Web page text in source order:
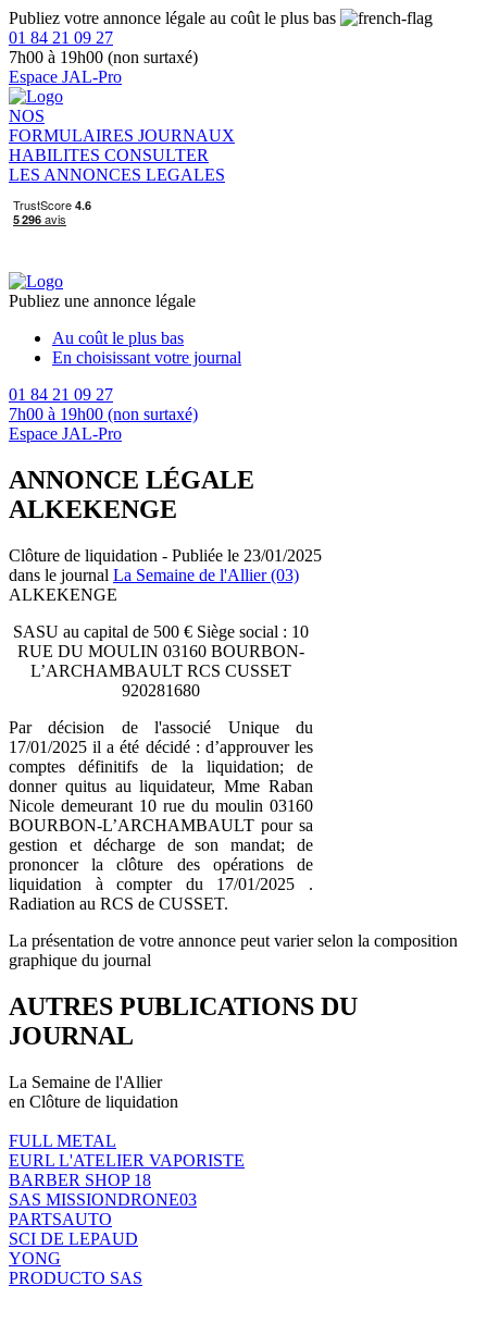
Publiez votre annonce légale au coût le plus bas
01 84 21 09 27
7h00 à 19h00 (non surtaxé)
Espace JAL-Pro
NOS
FORMULAIRES JOURNAUX
HABILITES CONSULTER
LES ANNONCES LEGALES
Publiez une annonce légale
Au coût le plus bas
En choisissant votre journal
01 84 21 09 27
7h00 à 19h00 (non surtaxé)
Espace JAL-Pro
ANNONCE LÉGALE
ALKEKENGE
Clôture de liquidation - Publiée le 23/01/2025
dans le journal La Semaine de l'Allier (03)
ALKEKENGE
SASU au capital de 500 € Siège social : 10
RUE DU MOULIN 03160 BOURBON-
L’ARCHAMBAULT RCS CUSSET
920281680
Par décision de l'associé Unique du
17/01/2025 il a été décidé : d’approuver les
comptes définitifs de la liquidation; de
donner quitus au liquidateur, Mme Raban
Nicole demeurant 10 rue du moulin 03160
BOURBON-L’ARCHAMBAULT pour sa
gestion et décharge de son mandat; de
prononcer la clôture des opérations de
liquidation à compter du 17/01/2025 .
Radiation au RCS de CUSSET.
La présentation de votre annonce peut varier selon la composition
graphique du journal
AUTRES PUBLICATIONS DU
JOURNAL
La Semaine de l'Allier
en Clôture de liquidation
FULL METAL
EURL L'ATELIER VAPORISTE
BARBER SHOP 18
SAS MISSIONDRONE03
PARTSAUTO
SCI DE LEPAUD
YONG
PRODUCTO SAS